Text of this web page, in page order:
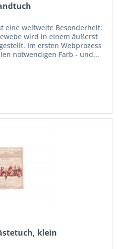
eine weltweite Besonderheit:
wird in einem äußerst
Im ersten Webprozess
notwendigen Farb - und...
klein